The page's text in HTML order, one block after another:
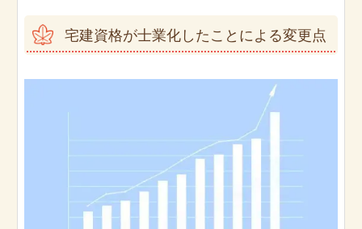
宅建資格が士業化したことによる変更点